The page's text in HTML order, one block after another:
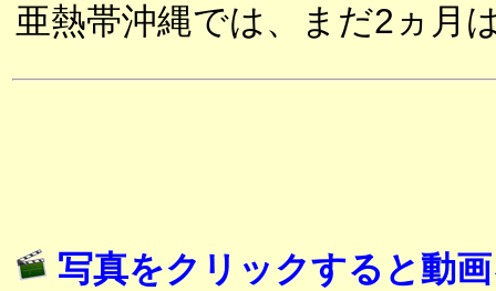
亜熱帯沖縄では、まだ2ヵ月
写真をクリックすると動